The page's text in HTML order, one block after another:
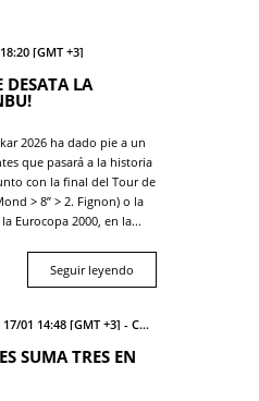
[GMT +3]
DESATA LA
2026 ha dado pie a un
que pasará a la historia
con la final del Tour de
> 8’’ > 2. Fignon) o la
Eurocopa 2000, en la...
Seguir leyendo
01 14:48 [GMT +3] - Coche
SUMA TRES EN